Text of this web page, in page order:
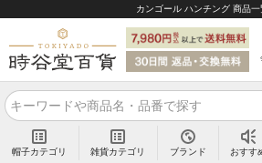
カンゴール ハンチング 商品
帽子カテゴリ 雑貨カテゴリ ブランド おすす